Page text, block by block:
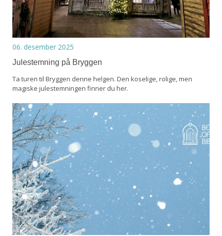
06. desember 2025
Julestemning på Bryggen
Ta turen til Bryggen denne helgen. Den koselige, rolige, men
magiske julestemningen finner du her.